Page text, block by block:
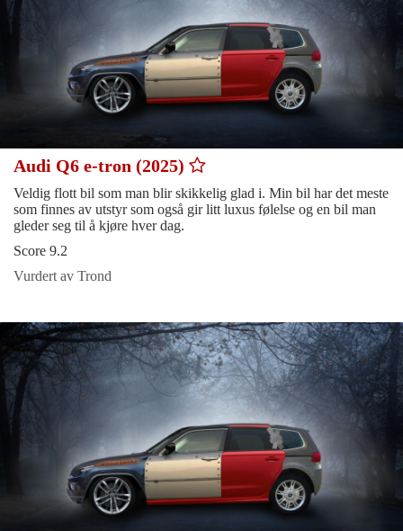
Audi Q6 e-tron (2025)
Veldig flott bil som man blir skikkelig glad i. Min bil har det meste
som finnes av utstyr som også gir litt luxus følelse og en bil man
gleder seg til å kjøre hver dag.
Score 9.2
Vurdert av Trond